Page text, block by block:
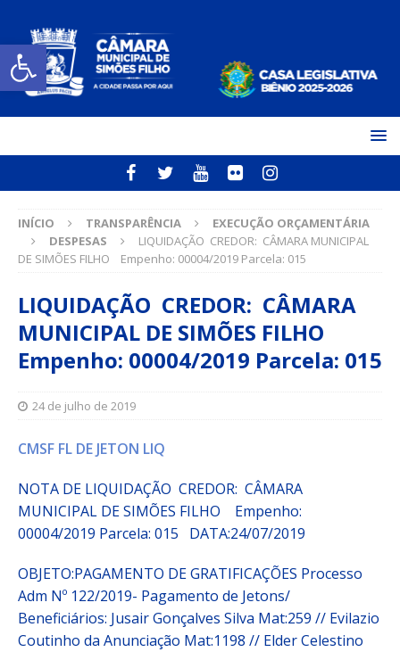
Open toolbar
INÍCIO TRANSPARÊNCIA
EXECUÇÃO ORÇAMENTÁRIA
DESPESAS
LIQUIDAÇÃO CREDOR: CÂMARA MUNICIPAL
DE SIMÕES FILHO Empenho: 00004/2019 Parcela: 015
LIQUIDAÇÃO CREDOR: CÂMARA
MUNICIPAL DE SIMÕES FILHO
Empenho: 00004/2019 Parcela: 015
24 de julho de 2019
CMSF FL DE JETON LIQ
NOTA DE LIQUIDAÇÃO CREDOR: CÂMARA
MUNICIPAL DE SIMÕES FILHO Empenho:
00004/2019 Parcela: 015 DATA:24/07/2019
OBJETO:PAGAMENTO DE GRATIFICAÇÕES Processo
Adm Nº 122/2019- Pagamento de Jetons/
Beneficiários: Jusair Gonçalves Silva Mat:259 // Evilazio
Coutinho da Anunciação Mat:1198 // Elder Celestino